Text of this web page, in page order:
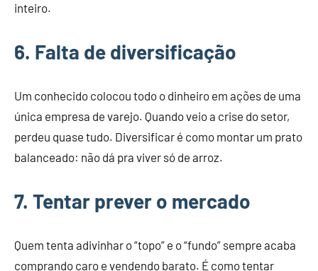
inteiro.
6. Falta de diversificação
Um conhecido colocou todo o dinheiro em ações de uma
única empresa de varejo. Quando veio a crise do setor,
perdeu quase tudo. Diversificar é como montar um prato
balanceado: não dá pra viver só de arroz.
7. Tentar prever o mercado
Quem tenta adivinhar o “topo” e o “fundo” sempre acaba
comprando caro e vendendo barato. É como tentar